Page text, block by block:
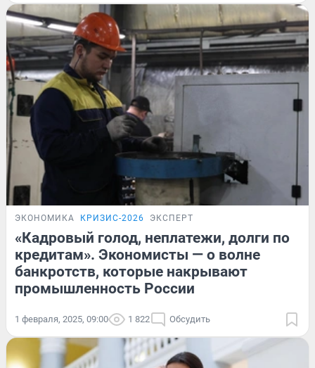
ЭКОНОМИКА КРИЗИС-2026 ЭКСПЕРТ
«Кадровый голод, неплатежи, долги по
кредитам». Экономисты — о волне
банкротств, которые накрывают
промышленность России
1 февраля, 2025, 09:00 1 822 Обсудить